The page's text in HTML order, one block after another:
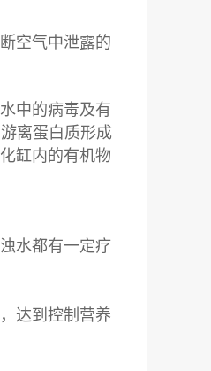
空气中泄露的
中的病毒及有
离蛋白质形成
缸内的有机物
水都有一定疗
达到控制营养